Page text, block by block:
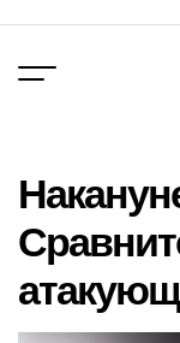
вмісту